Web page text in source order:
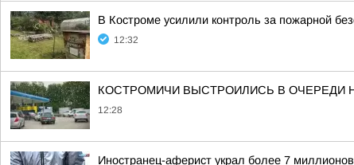
В Костроме усилили контроль за пожарной
12:32
КОСТРОМИЧИ ВЫСТРОИЛИСЬ В ОЧЕРЕДИ
12:28
Иностранец-аферист украл более 7